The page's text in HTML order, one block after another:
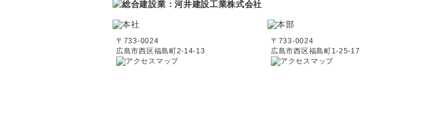
〒733-0024
広島市西区福島町2-14-13
〒733-0024
広島市西区福島町1-25-17